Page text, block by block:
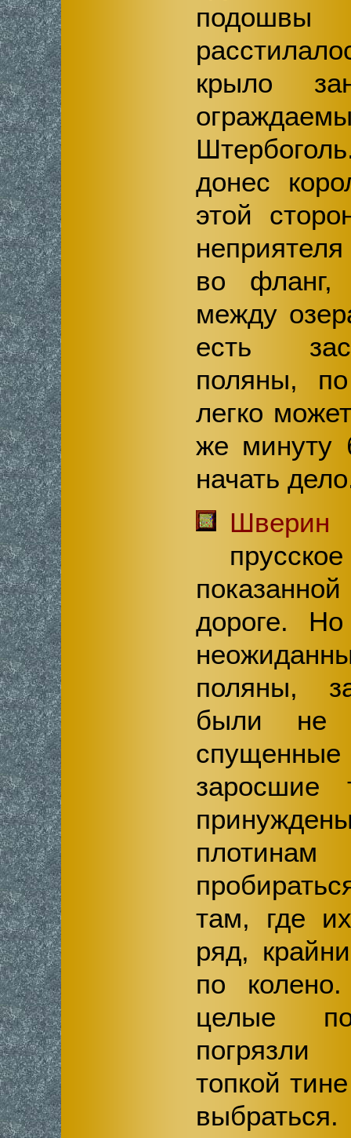
крыло
донес
этой
во фланг,
между
есть
поляны,
легко
же минуту
начать
Шверин
дороге. Но
поляны,
были не
заросшие
там, где
ряд,
по
целые
топкой